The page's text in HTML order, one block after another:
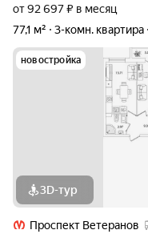
от 92 697 ₽ в месяц
77,1 м²
3-комн. квартира
новостройка
3D-тур
Проспект Ветеранов